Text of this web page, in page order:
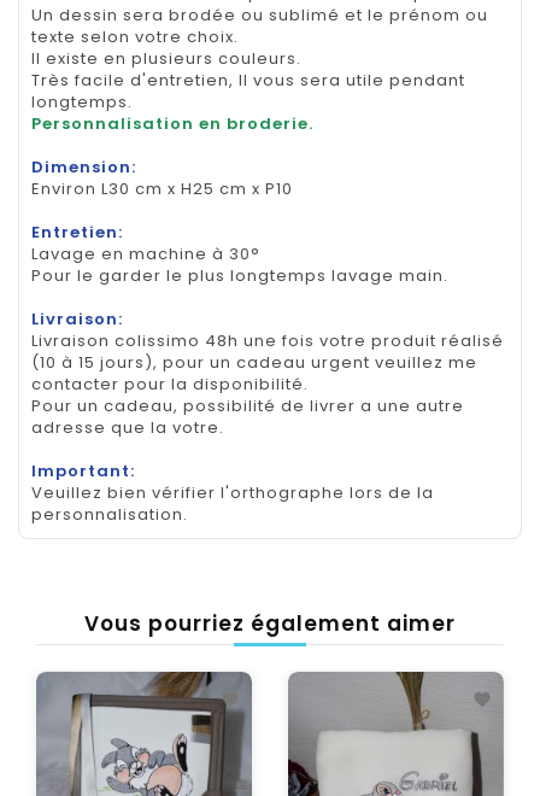
Un dessin sera brodée ou sublimé et le prénom ou
texte selon votre choix.
Il existe en plusieurs couleurs.
Très facile d'entretien, Il vous sera utile pendant
longtemps.
Personnalisation en broderie.
Dimension:
Environ L30 cm x H25 cm x P10
Entretien:
Lavage en machine à 30°
Pour le garder le plus longtemps lavage main.
Livraison:
Livraison colissimo 48h une fois votre produit réalisé
(10 à 15 jours), pour un cadeau urgent veuillez me
contacter pour la disponibilité.
Pour un cadeau, possibilité de livrer a une autre
adresse que la votre.
Important:
Veuillez bien vérifier l'orthographe lors de la
personnalisation.
Vous pourriez également aimer